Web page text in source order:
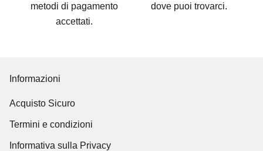
metodi di pagamento
accettati.
dove puoi trovarci.
Informazioni
Acquisto Sicuro
Termini e condizioni
Informativa sulla Privacy